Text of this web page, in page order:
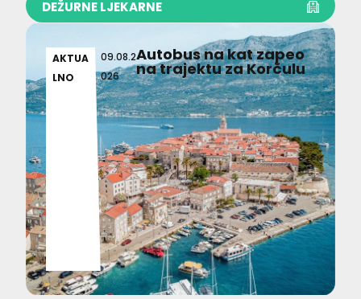
DEŽURNE LJEKARNE
AKTUA
LNO
09.08.2
026
Autobus na kat zapeo
na trajektu za Korčulu